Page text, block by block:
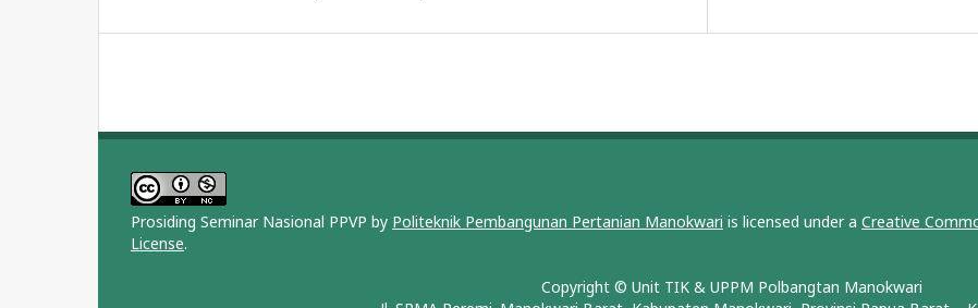
Prosiding Seminar Nasional PPVP by Politeknik Pembangunan Pertanian Manokwari is licensed under a Creative
License.
Copyright © Unit TIK & UPPM Polbangtan Manokwari